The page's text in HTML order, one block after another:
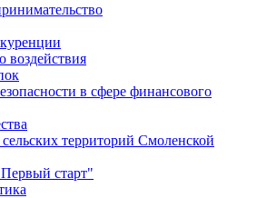
воздействия
в сфере финансового
территорий Смоленской
старт"